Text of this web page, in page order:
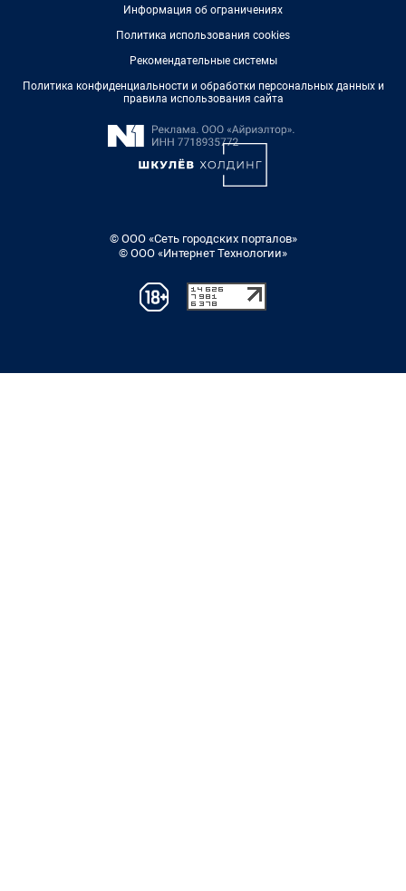
Информация об ограничениях
Политика использования cookies
Рекомендательные системы
Политика конфиденциальности и обработки персональных данных и
правила использования сайта
© ООО «Сеть городских порталов»
© ООО «Интернет Технологии»